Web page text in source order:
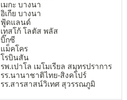
เมกะ บางนา
อิเกีย บางนา
ฟู้ดแลนด์
เทสโก้ โลตัส พลัส
บิ๊กซี
แม็คโคร
โรบินสัน
รพ.เปาโล เมโมเรียล สมุทรปราการ
รร.นานาชาติไทย-สิงคโปร์
รร.สารสาสน์วิเทศ สุวรรณภูมิ